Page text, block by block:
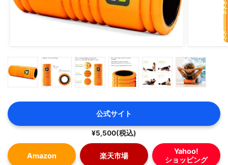
公式サイト
¥5,500(税込)
Amazon 楽天市場
Yahoo!
ショッピング